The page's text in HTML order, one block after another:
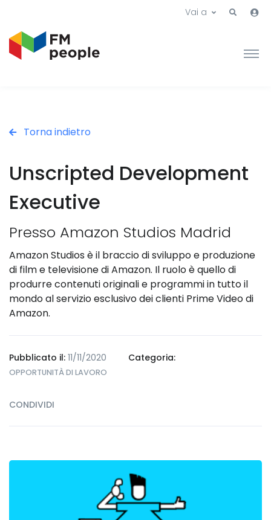
Vai a
Torna indietro
Unscripted Development
Executive
Presso Amazon Studios Madrid
Amazon Studios è il braccio di sviluppo e produzione
di film e televisione di Amazon. Il ruolo è quello di
produrre contenuti originali e programmi in tutto il
mondo al servizio esclusivo dei clienti Prime Video di
Amazon.
Pubblicato il: 11/11/2020 Categoria:
OPPORTUNITÀ DI LAVORO
CONDIVIDI